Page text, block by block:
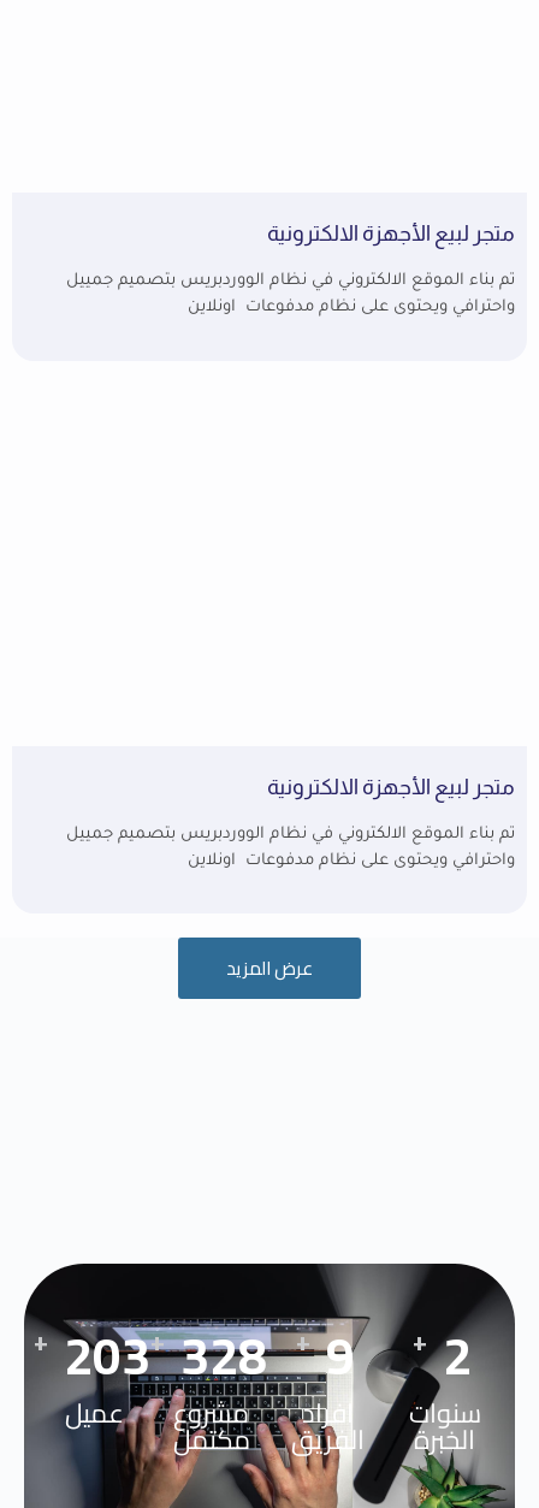
متجر لبيع الأجهزة الالكترونية
تم بناء الموقع الالكتروني في نظام الووردبريس بتصميم جمييل
واحترافي ويحتوى على نظام مدفوعات اونلاين
متجر لبيع الأجهزة الالكترونية
تم بناء الموقع الالكتروني في نظام الووردبريس بتصميم جمييل
واحترافي ويحتوى على نظام مدفوعات اونلاين
عرض المزيد
3
+
سنوات
الخبرة
13
+
افراد
الفريق
489
+
مشروع
مكتمل
295
+
عميل